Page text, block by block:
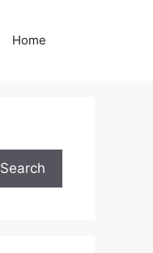
Home
Search